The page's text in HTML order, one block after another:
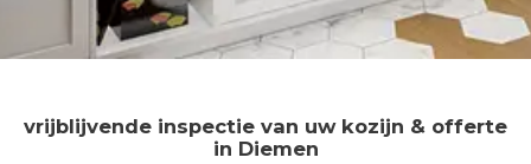
vrijblijvende inspectie van uw kozijn & offerte
in Diemen